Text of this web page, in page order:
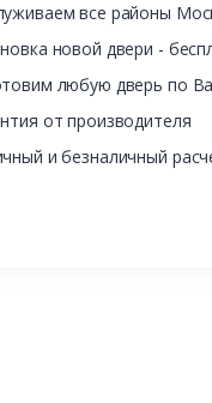
все районы
новой двери -
любую дверь по
от производителя
и безналичный